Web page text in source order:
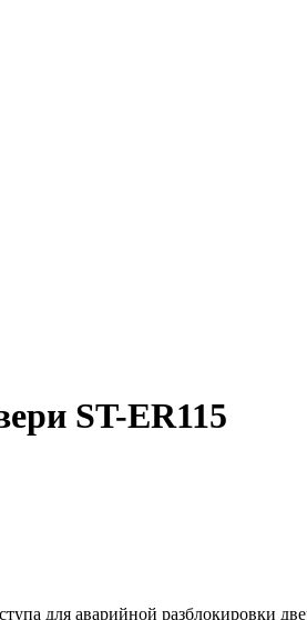
ST-ER115
для аварийной разблокировки